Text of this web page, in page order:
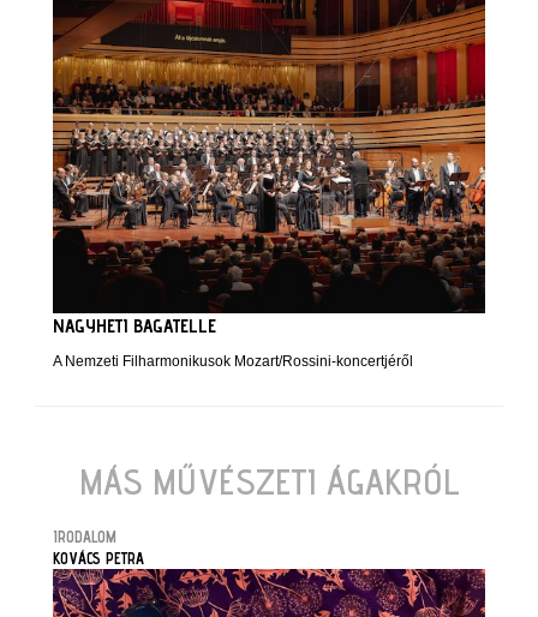
NAGYHETI BAGATELLE
A Nemzeti Filharmonikusok Mozart/Rossini-koncertjéről
MÁS MŰVÉSZETI ÁGAKRÓL
IRODALOM
KOVÁCS PETRA